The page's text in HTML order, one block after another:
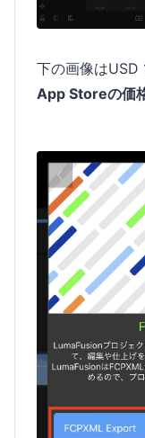
下の画像はUSD
App Storeの価